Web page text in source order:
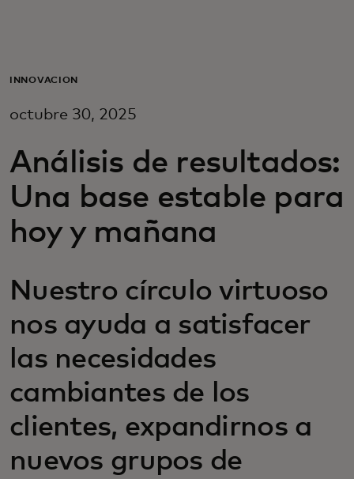
Para empresas
Para innovadores
Noticias y tendencias
INNOVACIÓN
octubre 30, 2025
Análisis de resultados:
Una base estable para
hoy y mañana
Nuestro círculo virtuoso
nos ayuda a satisfacer
las necesidades
cambiantes de los
clientes, expandirnos a
nuevos grupos de